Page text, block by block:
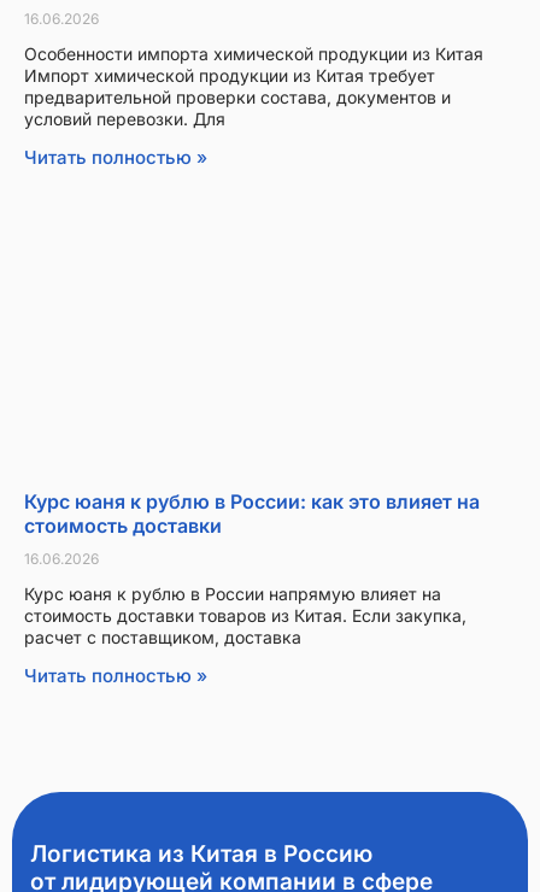
16.06.2026
Особенности импорта химической продукции из Китая
Импорт химической продукции из Китая требует
предварительной проверки состава, документов и
условий перевозки. Для
Читать полностью »
Курс юаня к рублю в России: как это влияет на
стоимость доставки
16.06.2026
Курс юаня к рублю в России напрямую влияет на
стоимость доставки товаров из Китая. Если закупка,
расчет с поставщиком, доставка
Читать полностью »
Логистика из Китая в Россию
от лидирующей компании в сфере